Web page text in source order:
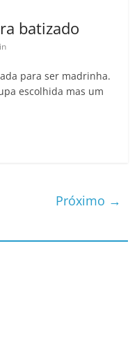
batizado
para ser madrinha.
escolhida mas um
Próximo →